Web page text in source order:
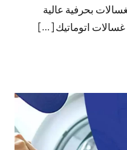
بحرفية عالية
غسالات اتوماتيك […]